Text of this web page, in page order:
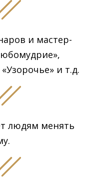
и мастер-
и т.д.
людям менять